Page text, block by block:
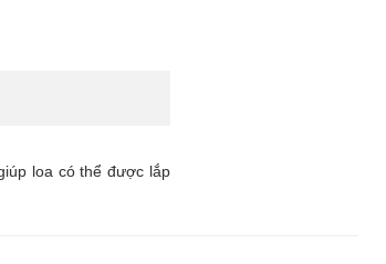
loa có thể được lắp